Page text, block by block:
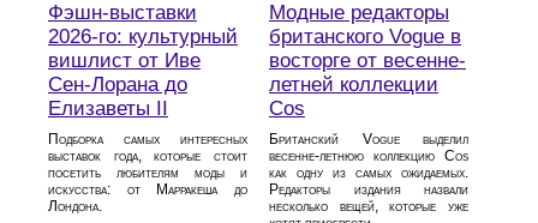
Фэшн-выставки
2026-го: культурный
вишлист от Иве
Сен-Лорана до
Елизаветы II
Подборка самых интересных
выставок года, которые стоит
посетить любителям моды и
искусства: от Марракеша до
Лондона.
Модные редакторы
британского Vogue в
восторге от весенне-
летней коллекции
Cos
Британский Vogue выделил
весенне-летнюю коллекцию Cos
как одну из самых ожидаемых.
Редакторы издания назвали
несколько вещей, которые уже